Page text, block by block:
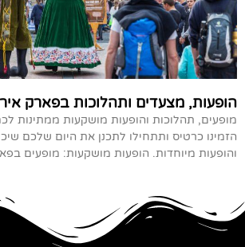
הופעות, מצעדים ותהלוכות בפארק
מופעים, תהלוכות והופעות מושקעות ממתינות
הזמינו כרטיס ותתחילו לתכנן את היום שלכם
והופעות מיוחדות. הופעות מושקעות: מופעים